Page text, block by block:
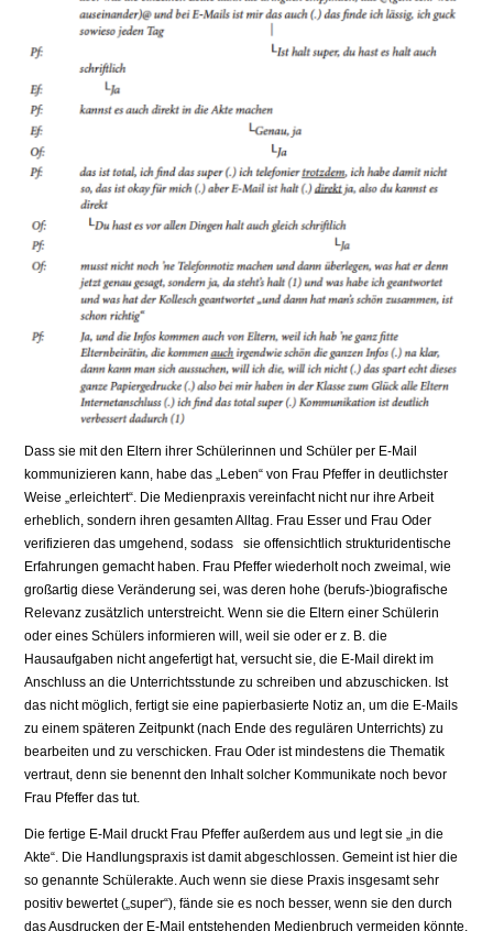
Dass sie mit den Eltern ihrer Schülerinnen und Schüler per E-Mail
kommunizieren kann, habe das „Leben“ von Frau Pfeffer in deutlichster
Weise „erleichtert“. Die Medienpraxis vereinfacht nicht nur ihre Arbeit
erheblich, sondern ihren gesamten Alltag. Frau Esser und Frau Oder
verifizieren das umgehend, sodass sie offensichtlich strukturidentische
Erfahrungen gemacht haben. Frau Pfeffer wiederholt noch zweimal, wie
großartig diese Veränderung sei, was deren hohe (berufs-)biografische
Relevanz zusätzlich unterstreicht. Wenn sie die Eltern einer Schülerin
oder eines Schülers informieren will, weil sie oder er z. B. die
Hausaufgaben nicht angefertigt hat, versucht sie, die E-Mail direkt im
Anschluss an die Unterrichtsstunde zu schreiben und abzuschicken. Ist
das nicht möglich, fertigt sie eine papierbasierte Notiz an, um die E-Mails
zu einem späteren Zeitpunkt (nach Ende des regulären Unterrichts) zu
bearbeiten und zu verschicken. Frau Oder ist mindestens die Thematik
vertraut, denn sie benennt den Inhalt solcher Kommunikate noch bevor
Frau Pfeffer das tut.
Die fertige E-Mail druckt Frau Pfeffer außerdem aus und legt sie „in die
Akte“. Die Handlungspraxis ist damit abgeschlossen. Gemeint ist hier die
so genannte Schülerakte. Auch wenn sie diese Praxis insgesamt sehr
positiv bewertet („super“), fände sie es noch besser, wenn sie den durch
das Ausdrucken der E-Mail entstehenden Medienbruch vermeiden könnte.